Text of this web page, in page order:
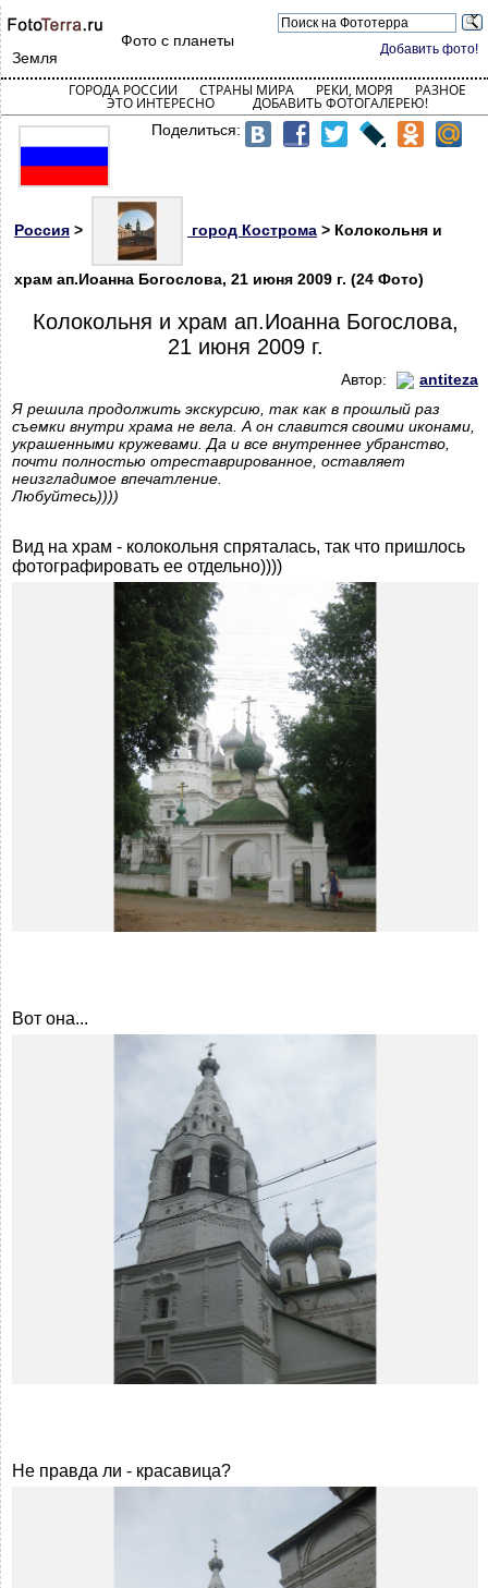
Добавить фото!
Фото с планеты
Земля
ГОРОДА РОССИИ СТРАНЫ МИРА РЕКИ, МОРЯ РАЗНОЕ
ЭТО ИНТЕРЕСНО ДОБАВИТЬ ФОТОГАЛЕРЕЮ!
Поделиться:
Россия > город Кострома > Колокольня и
храм ап.Иоанна Богослова, 21 июня 2009 г. (24 Фото)
Колокольня и храм ап.Иоанна Богослова,
21 июня 2009 г.
Автор:
antiteza
Я решила продолжить экскурсию, так как в прошлый раз
съемки внутри храма не вела. А он славится своими иконами,
украшенными кружевами. Да и все внутреннее убранство,
почти полностью отреставрированное, оставляет
неизгладимое впечатление.
Любуйтесь))))
Вид на храм - колокольня спряталась, так что пришлось
фотографировать ее отдельно))))
Вот она...
Не правда ли - красавица?